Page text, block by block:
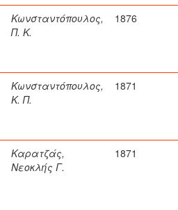
Κωνσταντόπουλος,
Π. Κ.
1876
Κωνσταντόπουλος,
Κ. Π.
1871
Καρατζάς,
Νεοκλής Γ.
1871